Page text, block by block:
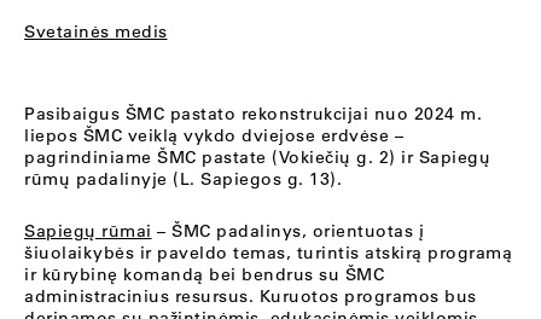
Svetainės medis
Pasibaigus ŠMC pastato rekonstrukcijai nuo 2024 m.
liepos ŠMC veiklą vykdo dviejose erdvėse –
pagrindiniame ŠMC pastate (Vokiečių g. 2) ir Sapiegų
rūmų padalinyje (L. Sapiegos g. 13).
Sapiegų rūmai – ŠMC padalinys, orientuotas į
šiuolaikybės ir paveldo temas, turintis atskirą programą
ir kūrybinę komandą bei bendrus su ŠMC
administracinius resursus. Kuruotos programos bus